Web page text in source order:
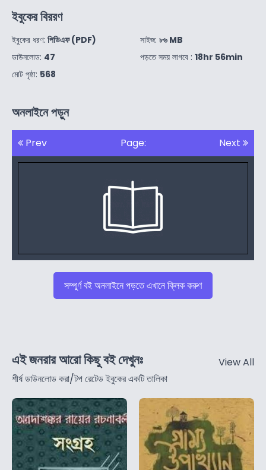
ইবুকের বিররণ
ইবুকের ধরণ: পিডিএফ (PDF)
ডাউনলোড: 47
মোট পৃষ্ঠা: 568
সাইজ: ৮৬ MB
পড়তে সময় লাগবে : 18hr 56min
অনলাইনে পড়ুন
Prev Page: Next
সম্পুর্ণ বই অনলাইনে পড়তে এখানে ক্লিক করুণ
এই জনরার আরো কিছু বই দেখুনঃ
শীর্ষ ডাউনলোড করা/টপ রেটেড ইবুকের একটি তালিকা
View All